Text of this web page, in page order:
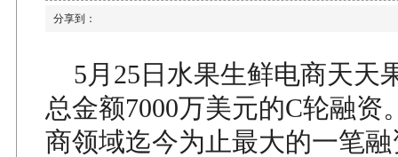
分享到：
5月25日水果生鲜电商天天
总金额7000万美元的C轮融资
商领域迄今为止最大的一笔